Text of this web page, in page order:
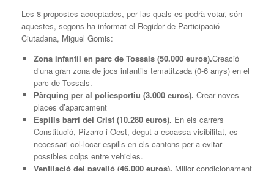
Les 8 propostes acceptades, per las quals es podrà votar, són
aquestes, segons ha informat el Regidor de Participació
Ciutadana, Miguel Gomis:
Zona infantil en parc de Tossals (50.000 euros).Creació
d’una gran zona de jocs infantils tematitzada (0-6 anys) en el
parc de Tossals.
Pàrquing per al poliesportiu (3.000 euros). Crear noves
places d’aparcament
Espills barri del Crist (10.280 euros). En els carrers
Constitució, Pizarro i Oest, degut a escassa visibilitat, es
necessari col·locar espills en els cantons per a evitar
possibles colps entre vehicles.
Ventilació del pavelló (46.000 euros). Millor condicionament